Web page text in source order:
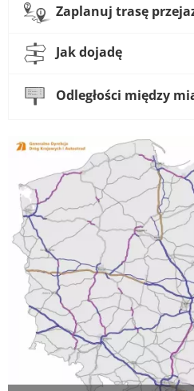
Zaplanuj trasę
Jak dojadę
Odległości między